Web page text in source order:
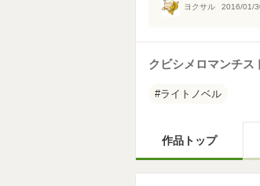
ヨクサル 2016/01/
クビシメロマンチス
ライトノベル
作品トップ